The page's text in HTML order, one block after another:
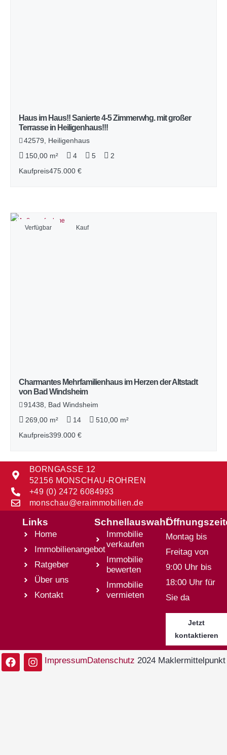
Haus im Haus!! Sanierte 4-5 Zimmerwhg. mit großer
Terrasse in Heiligenhaus!!!
42579, Heiligenhaus
150,00 m²
4 5
2
Kaufpreis475.000 €
Verfügbar Kauf
Charmantes Mehrfamilienhaus im Herzen der Altstadt
von Bad Windsheim
91438, Bad Windsheim
269,00 m²
14
510,00 m²
Kaufpreis399.000 €
BORNGASSE 12
52156 MONSCHAU-ROHREN
+49 (0) 2472 6084993
monschau@eraimmobilien.de
Links
Home
Immobilienangebot
Ratgeber
Über uns
Kontakt
Schnellauswahl
Immobilie
verkaufen
Immobilie
bewerten
Immobilie
vermieten
Montag bis
Freitag von
9:00 Uhr bis
18:00 Uhr für
Sie da
Jetzt
kontaktieren
ImpressumDatenschutz 2024 Maklermittelpunkt